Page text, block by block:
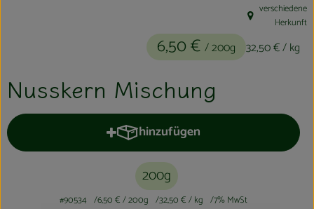
Nusskern Mischung
6,50 € / 200g 32,50 €/ kg
, Herkunft:
verschiedene
Herkunft
hinzufügen
Produkt zum Warenkorb
200g
#90534 6,50 €/ 200g 32,50 €/ kg 7% MwSt